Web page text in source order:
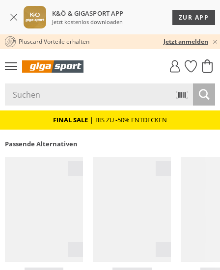
K&Ö & GIGASPORT APP
Jetzt kostenlos downloaden
ZUR APP
30 TAGE RÜCKGABERECHT
Pluscard Vorteile erhalten Jetzt anmelden
GIGASTYLE
FAHRRAD­
MUST-HAVE
FINAL SALE | BIS ZU -50% ENTDECKEN
Passende Alternativen